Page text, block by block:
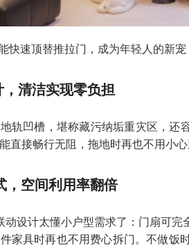
快速顶替推拉门，成为年轻人的新宠
，清洁实现零负担
轨凹槽，堪称藏污纳垢重灾区，还
直接畅行无阻，拖地时再也不用小心
，空间利用率翻倍
动设计太懂小户型需求了：门扇可
家具时再也不用费心拆门。不做饭